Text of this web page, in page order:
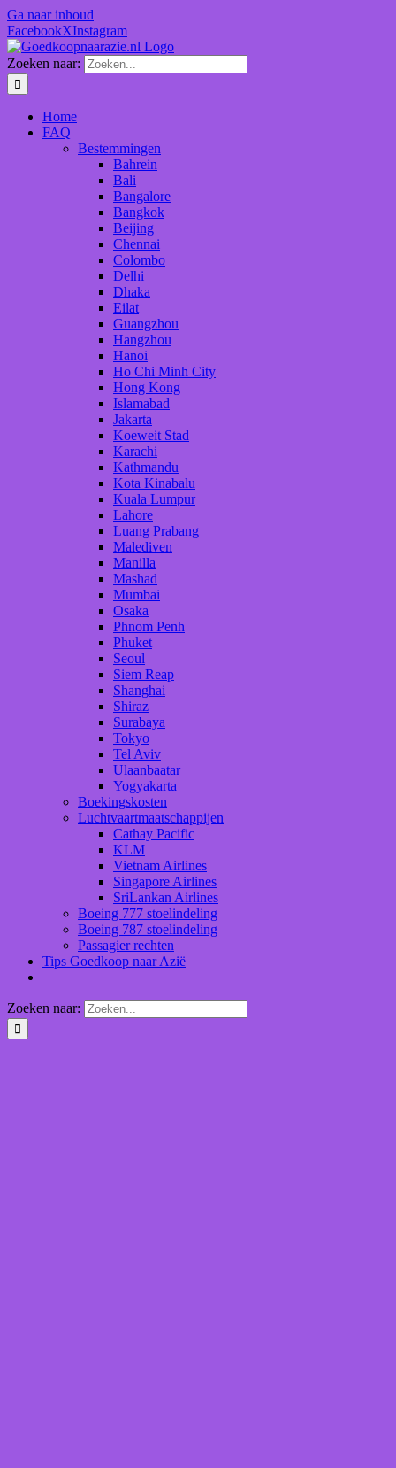
Ga naar inhoud
FacebookXInstagram
Zoeken naar:
Home
FAQ
Bestemmingen
Bahrein
Bali
Bangalore
Bangkok
Beijing
Chennai
Colombo
Delhi
Dhaka
Eilat
Guangzhou
Hangzhou
Hanoi
Ho Chi Minh City
Hong Kong
Islamabad
Jakarta
Koeweit Stad
Karachi
Kathmandu
Kota Kinabalu
Kuala Lumpur
Lahore
Luang Prabang
Malediven
Manilla
Mashad
Mumbai
Osaka
Phnom Penh
Phuket
Seoul
Siem Reap
Shanghai
Shiraz
Surabaya
Tokyo
Tel Aviv
Ulaanbaatar
Yogyakarta
Boekingskosten
Luchtvaartmaatschappijen
Cathay Pacific
KLM
Vietnam Airlines
Singapore Airlines
SriLankan Airlines
Boeing 777 stoelindeling
Boeing 787 stoelindeling
Passagier rechten
Tips Goedkoop naar Azië
Zoeken naar: